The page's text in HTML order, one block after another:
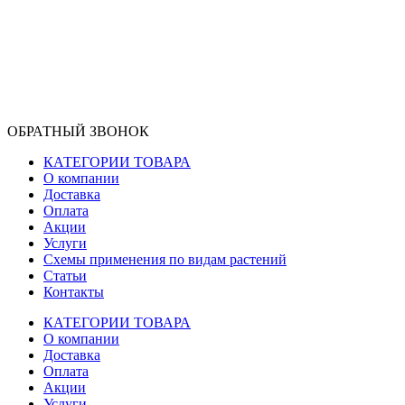
ОБРАТНЫЙ ЗВОНОК
КАТЕГОРИИ ТОВАРА
О компании
Доставка
Оплата
Акции
Услуги
Схемы применения по видам растений
Статьи
Контакты
КАТЕГОРИИ ТОВАРА
О компании
Доставка
Оплата
Акции